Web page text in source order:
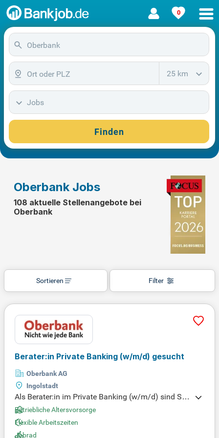
0
25 km
Jobs
Finden
Oberbank Jobs
108 aktuelle Stellenangebote bei
Oberbank
Filter
Sortieren
Berater:in Private Banking (w/m/d) gesucht
Oberbank AG
Ingolstadt
Als Berater:in im Private Banking (w/m/d) sind Sie
verantwortlich für den Aufbau und die strategische
Weiterentwicklung eines hochwertigen Kundenport
folios. Sie beraten wohlhabende Privatkund:innen
Betriebliche Altersvorsorge
Flexible Arbeitszeiten
Jobrad